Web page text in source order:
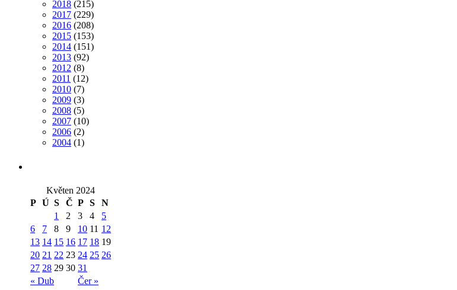
2018 (215)
2017 (229)
2016 (208)
2015 (153)
2014 (151)
2013 (92)
2012 (8)
2011 (12)
2010 (7)
2009 (3)
2008 (5)
2007 (10)
2006 (2)
2004 (1)
Květen 2024
P Ú S Č P S N
« Dub Čer »
1 2 3 4
5
6
7 8 9 10 11 12
13 14 15 16 17 18 19
20 21 22 23 24 25 26
27 28 29 30 31